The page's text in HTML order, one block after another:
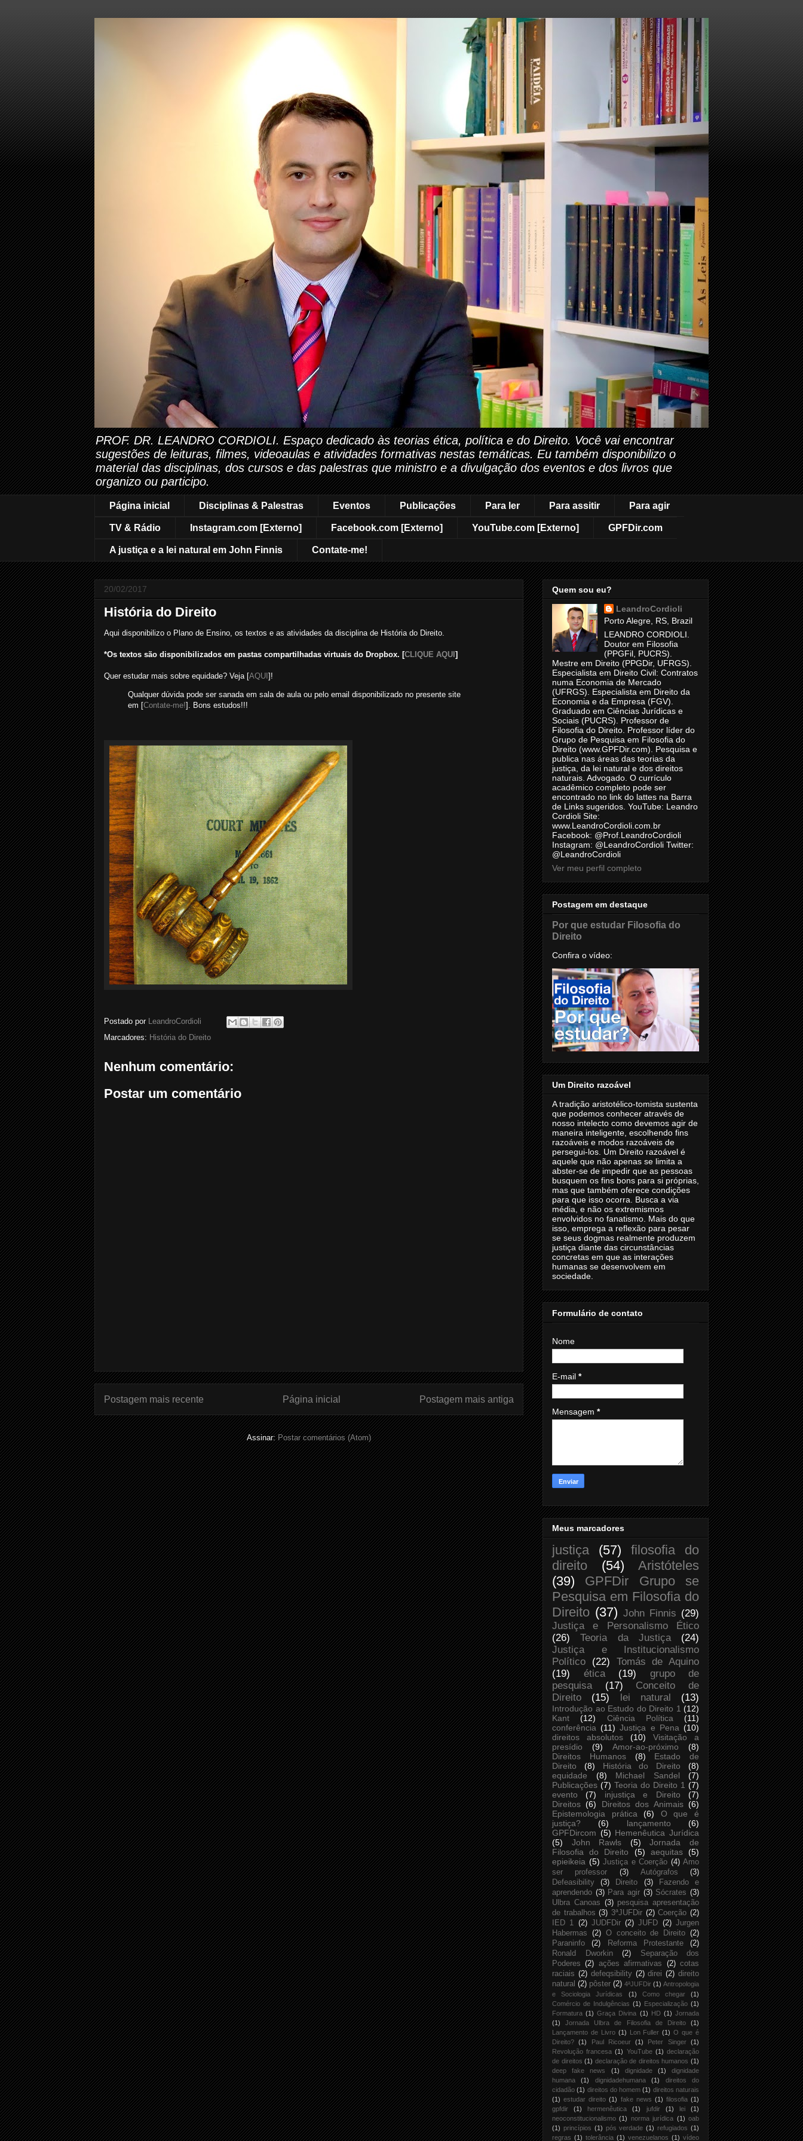
PROF. DR. LEANDRO CORDIOLI. Espaço dedicado às teorias ética, política e do Direito. Você vai encontrar
sugestões de leituras, filmes, videoaulas e atividades formativas nestas temáticas. Eu também disponibilizo o
material das disciplinas, dos cursos e das palestras que ministro e a divulgação dos eventos e dos livros que
organizo ou participo.
Página inicial Disciplinas & Palestras Eventos Publicações Para ler Para assitir Para agir
TV & Rádio Instagram.com [Externo] Facebook.com [Externo] YouTube.com [Externo] GPFDir.com
A justiça e a lei natural em John Finnis Contate-me!
20/02/2017
História do Direito
Aqui disponibilizo o Plano de Ensino, os textos e as atividades da disciplina de História do Direito.
*Os textos são disponibilizados em pastas compartilhadas virtuais do Dropbox. [CLIQUE AQUI]
Quer estudar mais sobre equidade? Veja [AQUI]!
Qualquer dúvida pode ser sanada em sala de aula ou pelo email disponibilizado no presente site
em [Contate-me!]. Bons estudos!!!
Postado por
LeandroCordioli
Marcadores: História do Direito
Nenhum comentário:
Postar um comentário
Postagem mais recente Postagem mais antiga
Página inicial
Assinar:Postar comentários (Atom)
Quem sou eu?
LeandroCordioli
Porto Alegre, RS, Brazil
LEANDRO CORDIOLI.
Doutor em Filosofia
(PPGFil, PUCRS).
Mestre em Direito (PPGDir, UFRGS).
Especialista em Direito Civil: Contratos
numa Economia de Mercado
(UFRGS). Especialista em Direito da
Economia e da Empresa (FGV).
Graduado em Ciências Jurídicas e
Sociais (PUCRS). Professor de
Filosofia do Direito. Professor líder do
Grupo de Pesquisa em Filosofia do
Direito (www.GPFDir.com). Pesquisa e
publica nas áreas das teorias da
justiça, da lei natural e dos direitos
naturais. Advogado. O currículo
acadêmico completo pode ser
encontrado no link do lattes na Barra
de Links sugeridos. YouTube: Leandro
Cordioli Site:
www.LeandroCordioli.com.br
Facebook: @Prof.LeandroCordioli
Instagram: @LeandroCordioli Twitter:
@LeandroCordioli
Ver meu perfil completo
Postagem em destaque
Por que estudar Filosofia do
Direito
Confira o vídeo:
Um Direito razoável
A tradição aristotélico-tomista sustenta
que podemos conhecer através de
nosso intelecto como devemos agir de
maneira inteligente, escolhendo fins
razoáveis e modos razoáveis de
persegui-los. Um Direito razoável é
aquele que não apenas se limita a
abster-se de impedir que as pessoas
busquem os fins bons para si próprias,
mas que também oferece condições
para que isso ocorra. Busca a via
média, e não os extremismos
envolvidos no fanatismo. Mais do que
isso, emprega a reflexão para pesar
se seus dogmas realmente produzem
justiça diante das circunstâncias
concretas em que as interações
humanas se desenvolvem em
sociedade.
Formulário de contato
Nome
E-mail *
Mensagem *
Meus marcadores
justiça (57)
filosofia do
direito
(54)
Aristóteles
(39)
GPFDir Grupo se
Pesquisa em Filosofia do
Direito (37) John Finnis (29)
Justiça e Personalismo Ético
(26)
Teoria da Justiça
(24)
Justiça e Institucionalismo
Político
(22)
Tomás de Aquino
(19)
ética (19)
grupo de
pesquisa
(17)
Conceito de
Direito
(15) lei natural (13)
Introdução ao Estudo do Direito 1 (12)
Kant
(12) Ciência Política
(11)
conferência (11) Justiça e Pena (10)
direitos absolutos
(10)
Visitação a
presídio
(9) Amor-ao-próximo
(8)
Direitos Humanos
(8)
Estado de
Direito
(8) História do Direito
(8)
equidade
(8) Michael Sandel
(7)
Publicações (7) Teoria do Direito 1 (7)
evento
(7) injustiça e Direito
(7)
Direitos (6) Direitos dos Animais (6)
Epistemologia prática
(6)
O que é
justiça?
(6) lançamento
(6)
GPFDircom (5) Hemenêutica Jurídica
(5)
John Rawls (5)
Jornada de
Filosofia do Direito
(5) aequitas (5)
epieikeia (5) Justiça e Coerção (4) Amo
ser professor
(3) Autógrafos
(3)
Defeasibility
(3) Direito (3)
Fazendo e
aprendendo (3) Para agir (3) Sócrates (3)
Ulbra Canoas (3) pesquisa apresentação
de trabalhos (3) 3ªJUFDir (2) Coerção (2)
IED 1 (2) JUDFDir (2) JUFD (2) Jurgen
Habermas
(2) O conceito de Direito (2)
Paraninfo
(2) Reforma Protestante
(2)
Ronald Dworkin
(2)
Separação dos
Poderes
(2) ações afirmativas (2) cotas
raciais (2) defeqsibility (2) direi (2) direito
natural (2) pôster (2) 4ªJUFDir (1) Antropologia
e Sociologia Jurídicas
(1) Como chegar
(1)
Comércio de Indulgências (1) Especialização (1)
Formatura (1) Graça Divina (1) HD (1) Jornada
(1)
Jornada Ulbra de Filosofia de Direito
(1)
Lançamento de Livro (1) Lon Fuller (1) O que é
Direito?
(1) Paul Ricoeur (1) Peter Singer
(1)
Revolução francesa (1) YouTube (1) declaração
de direitos (1) declaração de direitos humanos (1)
deep fake news
(1) dignidade (1)
dignidade
humana
(1) dignidadehumana (1)
direitos do
cidadão (1) direitos do homem (1) direitos naturais
(1) estudar direito (1) fake news (1) filosofia (1)
gpfdir
(1) hermenêutica (1) jufdir (1) lei
(1)
neoconstitucionalismo (1) norma jurídica (1) oab
(1) princípios (1) pós verdade (1) refugiados (1)
regras (1) tolerância (1) venezuelanos (1) vídeo